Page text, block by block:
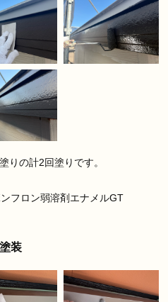
りの計2回塗りです。
フロン弱溶剤エナメルGT
装